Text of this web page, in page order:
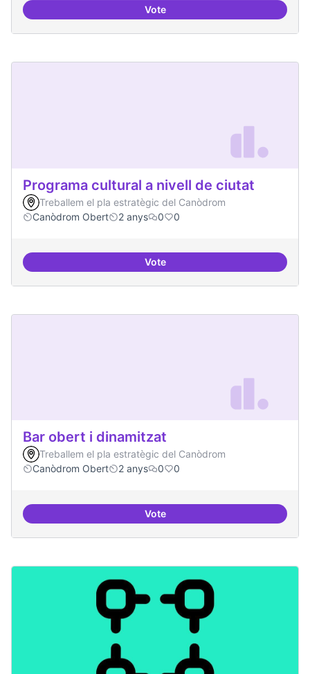
VoteCanòdrom com a espai de
Programa cultural a nivell de ciutat
Treballem el pla estratègic del Canòdrom
Canòdrom Obert
2 anys 0 0
VotePrograma cultural a nivell de
Bar obert i dinamitzat
Treballem el pla estratègic del Canòdrom
Canòdrom Obert
2 anys 0 0
VoteBar obert i dinamitzat